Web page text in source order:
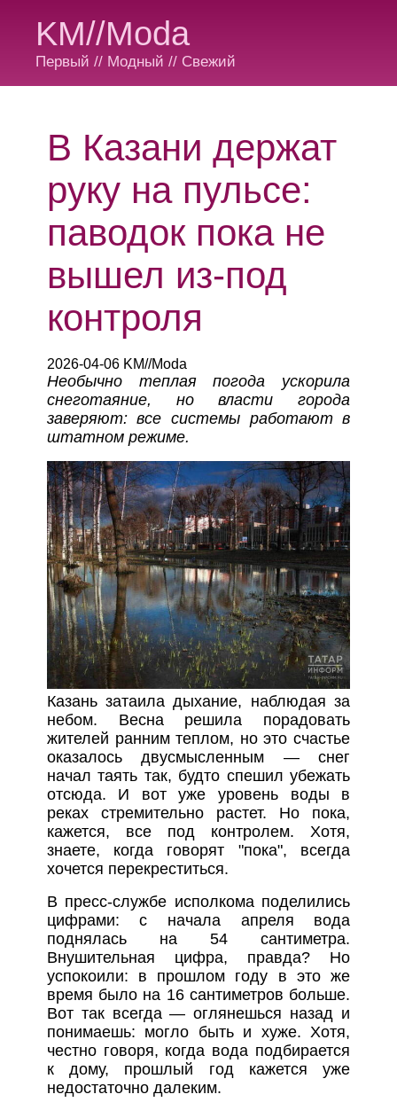
KM//Moda
Первый // Модный // Свежий
В Казани держат
руку на пульсе:
паводок пока не
вышел из-под
контроля
2026-04-06 KM//Moda
Необычно теплая погода ускорила
снеготаяние, но власти города
заверяют: все системы работают в
штатном режиме.
Казань затаила дыхание, наблюдая за
небом. Весна решила порадовать
жителей ранним теплом, но это счастье
оказалось двусмысленным — снег
начал таять так, будто спешил убежать
отсюда. И вот уже уровень воды в
реках стремительно растет. Но пока,
кажется, все под контролем. Хотя,
знаете, когда говорят "пока", всегда
хочется перекреститься.
В пресс-службе исполкома поделились
цифрами: с начала апреля вода
поднялась на 54 сантиметра.
Внушительная цифра, правда? Но
успокоили: в прошлом году в это же
время было на 16 сантиметров больше.
Вот так всегда — оглянешься назад и
понимаешь: могло быть и хуже. Хотя,
честно говоря, когда вода подбирается
к дому, прошлый год кажется уже
недостаточно далеким.